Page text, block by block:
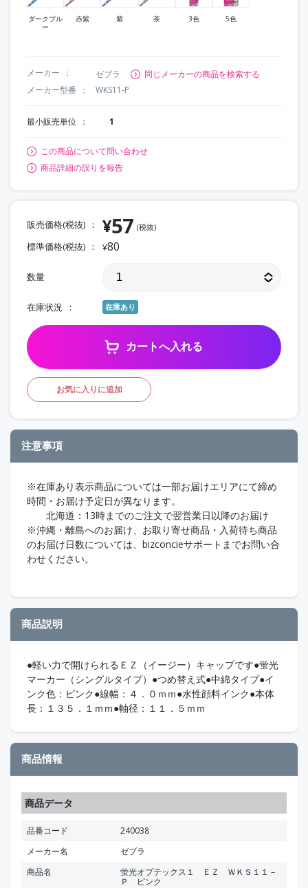
ダークブル
ー
赤紫 紫 茶 3色 5色
メーカー ゼブラ
同じメーカーの商品を検索する
メーカー型番
WKS11-P
最小販売単位 1
この商品について問い合わせ
商品詳細の誤りを報告
販売価格(税抜) ¥57 (税抜)
標準価格(税抜) ¥80
数量
在庫状況 在庫あり
カートへ入れる
お気に入りに追加
注意事項
※在庫あり表示商品については一部お届けエリアにて締め
時間・お届け予定日が異なります。
北海道：13時までのご注文で翌営業日以降のお届け
※沖縄・離島へのお届け、お取り寄せ商品・入荷待ち商品
のお届け日数については、bizconcieサポートまでお問い合
わせください。
商品説明
●軽い力で開けられるＥＺ（イージー）キャップです●蛍光
マーカー（シングルタイプ）●つめ替え式●中綿タイプ●イ
ンク色：ピンク●線幅：４．０ｍｍ●水性顔料インク●本体
長：１３５．１ｍｍ●軸径：１１．５ｍｍ
商品情報
商品データ
品番コード
240038
メーカー名
ゼブラ
商品名
蛍光オプテックス１ ＥＺ ＷＫＳ１１－
Ｐ ピンク